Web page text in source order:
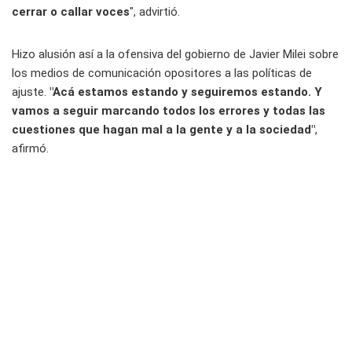
cerrar o callar voces", advirtió.
Hizo alusión así a la ofensiva del gobierno de Javier Milei sobre
los medios de comunicación opositores a las políticas de
ajuste. "Acá estamos estando y seguiremos estando. Y
vamos a seguir marcando todos los errores y todas las
cuestiones que hagan mal a la gente y a la sociedad",
afirmó.